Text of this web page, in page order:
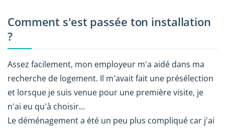
Comment s'est passée ton installation
?
Assez facilement, mon employeur m'a aidé dans ma
recherche de logement. Il m'avait fait une présélection
et lorsque je suis venue pour une première visite, je
n'ai eu qu'à choisir...
Le déménagement a été un peu plus compliqué car j'ai